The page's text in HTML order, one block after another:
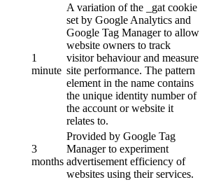
1
minute
A variation of the _gat cookie
set by Google Analytics and
Google Tag Manager to allow
website owners to track
visitor behaviour and measure
site performance. The pattern
element in the name contains
the unique identity number of
the account or website it
relates to.
3
months
Provided by Google Tag
Manager to experiment
advertisement efficiency of
websites using their services.